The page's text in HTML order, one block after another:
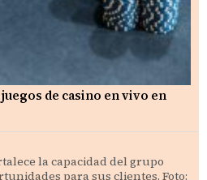
de casino en vivo en